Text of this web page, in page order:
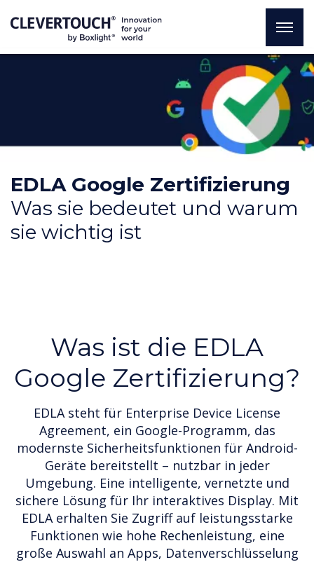
EDLA Google Zertifizierung
Was sie bedeutet und warum
sie wichtig ist
Was ist die EDLA
Google Zertifizierung?
EDLA steht für Enterprise Device License
Agreement, ein Google-Programm, das
modernste Sicherheitsfunktionen für Android-
Geräte bereitstellt – nutzbar in jeder
Umgebung. Eine intelligente, vernetzte und
sichere Lösung für Ihr interaktives Display. Mit
EDLA erhalten Sie Zugriff auf leistungsstarke
Funktionen wie hohe Rechenleistung, eine
große Auswahl an Apps, Datenverschlüsselung